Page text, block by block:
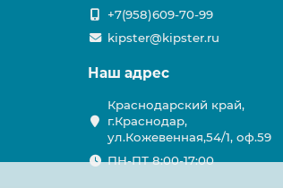
+7(958)609-70-99
kipster@kipster.ru
Наш адрес
Краснодарский край,
г.Краснодар,
ул.Кожевенная,54/1, оф.59
ПН-ПТ 8:00-17:00